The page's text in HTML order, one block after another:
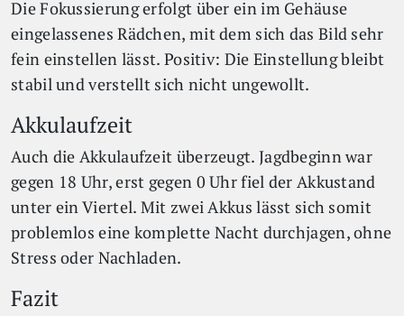
Die Fokussierung erfolgt über ein im Gehäuse
eingelassenes Rädchen, mit dem sich das Bild sehr
fein einstellen lässt. Positiv: Die Einstellung bleibt
stabil und verstellt sich nicht ungewollt.
Akkulaufzeit
Auch die Akkulaufzeit überzeugt. Jagdbeginn war
gegen 18 Uhr, erst gegen 0 Uhr fiel der Akkustand
unter ein Viertel. Mit zwei Akkus lässt sich somit
problemlos eine komplette Nacht durchjagen, ohne
Stress oder Nachladen.
Fazit